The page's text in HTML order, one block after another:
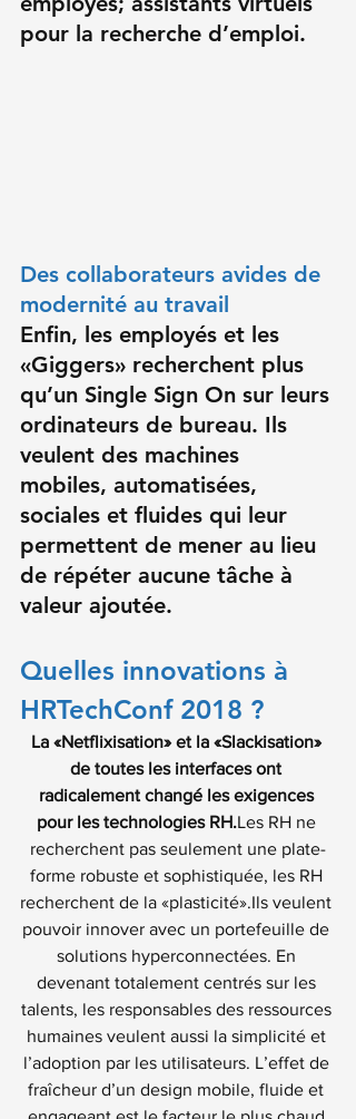
pour la recherche d’emploi.
Des collaborateurs avides de
modernité au travail
Enfin, les employés et les
«Giggers» recherchent plus
qu’un Single Sign On sur leurs
ordinateurs de bureau. Ils
veulent des machines
mobiles, automatisées,
sociales et fluides qui leur
permettent de mener au lieu
de répéter aucune tâche à
valeur ajoutée.
Quelles innovations à
HRTechConf 2018 ?
La «Netflixisation» et la «Slackisation»
de toutes les interfaces ont
radicalement changé les exigences
pour les technologies RH.Les RH ne
recherchent pas seulement une plate-
forme robuste et sophistiquée, les RH
recherchent de la «plasticité».Ils veulent
pouvoir innover avec un portefeuille de
solutions hyperconnectées. En
devenant totalement centrés sur les
talents, les responsables des ressources
humaines veulent aussi la simplicité et
l’adoption par les utilisateurs. L’effet de
fraîcheur d’un design mobile, fluide et